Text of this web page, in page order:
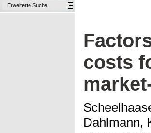
Erweiterte Suche
costs
Dahlmann,